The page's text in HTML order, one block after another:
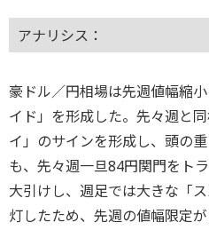
アナリシス：
豪ドル／円相場は先週値幅縮
イド」を形成した。先々週と
イ」のサインを形成し、頭の
も、先々週一旦84円関門をト
大引けし、週足では大きな「
灯したため、先週の値幅限定